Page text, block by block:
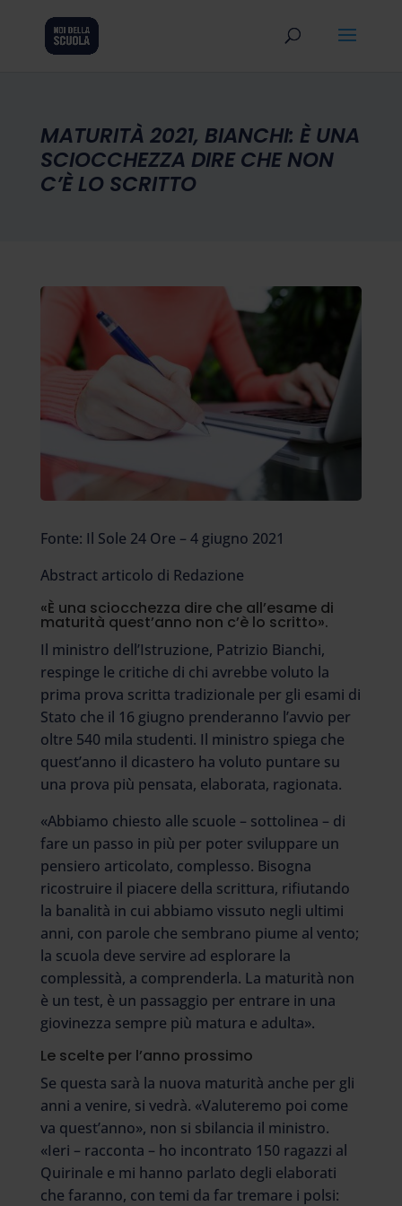
MATURITÀ 2021, BIANCHI: È UNA
SCIOCCHEZZA DIRE CHE NON
C’È LO SCRITTO
Fonte: Il Sole 24 Ore – 4 giugno 2021
Abstract articolo di Redazione
«È una sciocchezza dire che all’esame di
maturità quest’anno non c’è lo scritto».
Il ministro dell’Istruzione, Patrizio Bianchi,
respinge le critiche di chi avrebbe voluto la
prima prova scritta tradizionale per gli esami di
Stato che il 16 giugno prenderanno l’avvio per
oltre 540 mila studenti. Il ministro spiega che
quest’anno il dicastero ha voluto puntare su
una prova più pensata, elaborata, ragionata.
«Abbiamo chiesto alle scuole – sottolinea – di
fare un passo in più per poter sviluppare un
pensiero articolato, complesso. Bisogna
ricostruire il piacere della scrittura, rifiutando
la banalità in cui abbiamo vissuto negli ultimi
anni, con parole che sembrano piume al vento;
la scuola deve servire ad esplorare la
complessità, a comprenderla. La maturità non
è un test, è un passaggio per entrare in una
giovinezza sempre più matura e adulta».
Le scelte per l’anno prossimo
Se questa sarà la nuova maturità anche per gli
anni a venire, si vedrà. «Valuteremo poi come
va quest’anno», non si sbilancia il ministro.
«Ieri – racconta – ho incontrato 150 ragazzi al
Quirinale e mi hanno parlato degli elaborati
che faranno, con temi da far tremare i polsi: